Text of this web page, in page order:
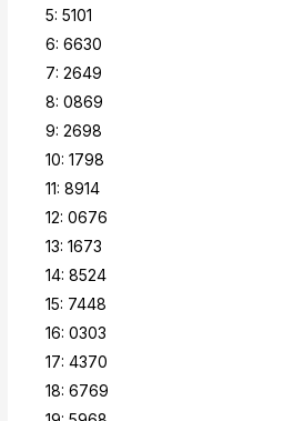
5: 5101
6: 6630
7: 2649
8: 0869
9: 2698
10: 1798
11: 8914
12: 0676
13: 1673
14: 8524
15: 7448
16: 0303
17: 4370
18: 6769